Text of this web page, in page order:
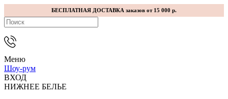
БЕСПЛАТНАЯ ДОСТАВКА заказов от 15 000 р.
Меню
Шоу-рум
ВХОД
НИЖНЕЕ БЕЛЬЕ